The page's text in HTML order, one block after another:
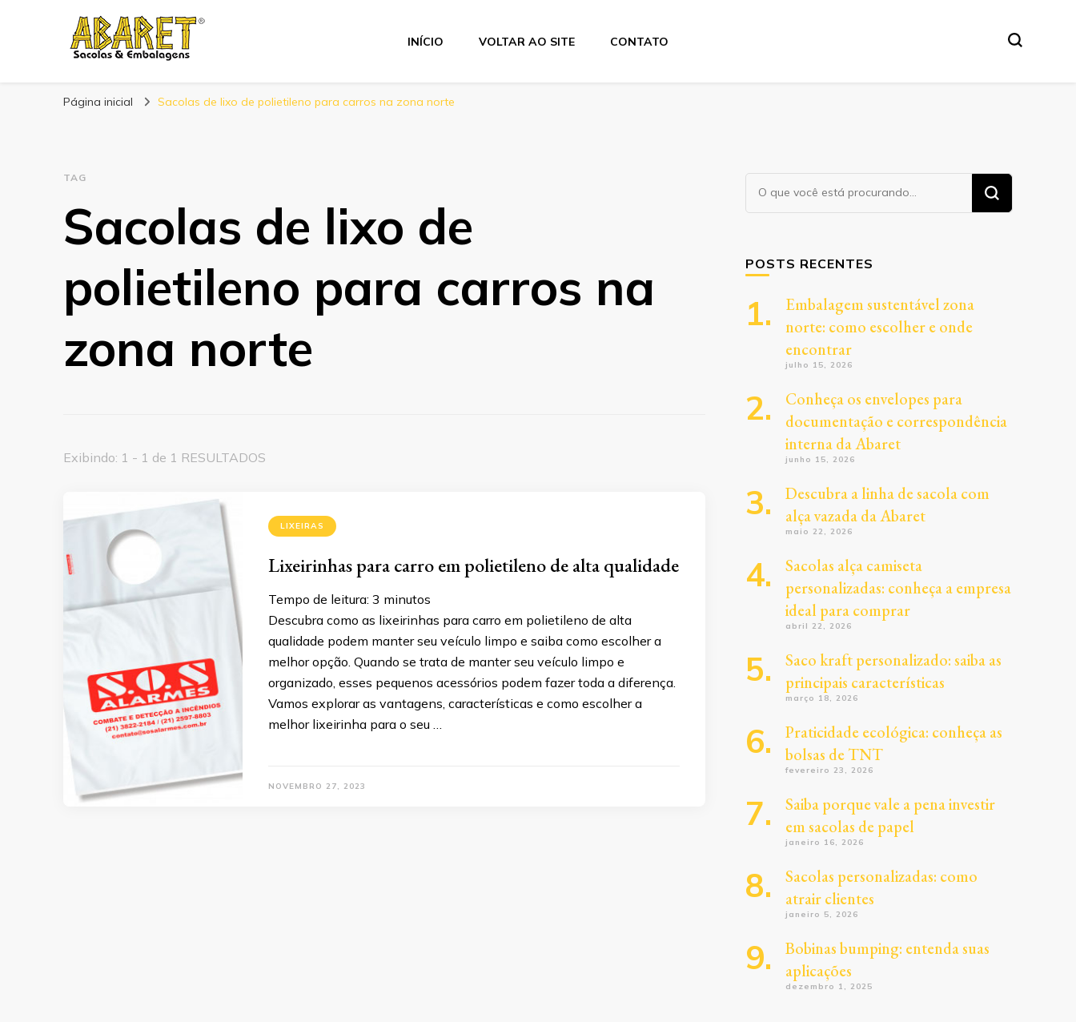
Abaret
INÍCIO VOLTAR AO SITE CONTATO
Página inicial Sacolas de lixo de polietileno para carros na zona norte
TAG
Sacolas de lixo de
polietileno para carros na
zona norte
Exibindo: 1 - 1 de 1 RESULTADOS
LIXEIRAS
Lixeirinhas para carro em polietileno de alta qualidade
Tempo de leitura: 3 minutos
Descubra como as lixeirinhas para carro em polietileno de alta
qualidade podem manter seu veículo limpo e saiba como escolher a
melhor opção. Quando se trata de manter seu veículo limpo e
organizado, esses pequenos acessórios podem fazer toda a diferença.
Vamos explorar as vantagens, características e como escolher a
melhor lixeirinha para o seu …
NOVEMBRO 27, 2023
Procurando
algo?
POSTS RECENTES
Embalagem sustentável zona
norte: como escolher e onde
encontrar
julho 15, 2026
Conheça os envelopes para
documentação e correspondência
interna da Abaret
junho 15, 2026
Descubra a linha de sacola com
alça vazada da Abaret
maio 22, 2026
Sacolas alça camiseta
personalizadas: conheça a empresa
ideal para comprar
abril 22, 2026
Saco kraft personalizado: saiba as
principais características
março 18, 2026
Praticidade ecológica: conheça as
bolsas de TNT
fevereiro 23, 2026
Saiba porque vale a pena investir
em sacolas de papel
janeiro 16, 2026
Sacolas personalizadas: como
atrair clientes
janeiro 5, 2026
Bobinas bumping: entenda suas
aplicações
dezembro 1, 2025